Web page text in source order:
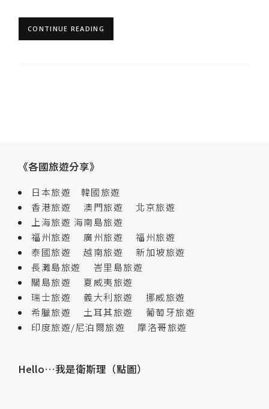
CONTINUE READING
《各國旅遊分享》
日本旅遊
韓國旅遊
香港旅遊
澳門旅遊
北京旅遊
上海旅遊 海南島旅遊
福州旅遊
廣州旅遊
福州旅遊
泰國旅遊
越南旅遊
新加坡旅遊
長灘島旅遊
峇里島旅遊
關島旅遊
夏威夷旅遊
瑞士旅遊
義大利旅遊
挪威旅遊
希臘旅遊
土耳其旅遊
葡萄牙旅遊
印度旅遊/尼泊爾旅遊
摩洛哥旅遊
Hello…我是衛斯理（點圖）